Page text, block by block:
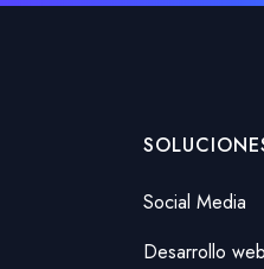
Social Media
Desarrollo web